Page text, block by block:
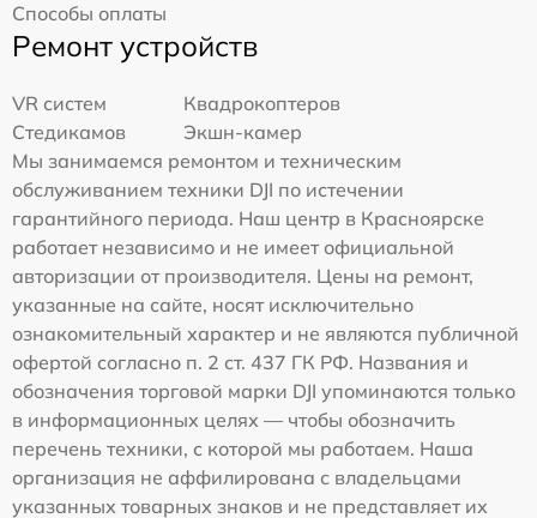
Способы оплаты
Ремонт устройств
VR систем
Квадрокоптеров
Стедикамов
Экшн-камер
Мы занимаемся ремонтом и техническим
обслуживанием техники DJI по истечении
гарантийного периода. Наш центр в Красноярске
работает независимо и не имеет официальной
авторизации от производителя. Цены на ремонт,
указанные на сайте, носят исключительно
ознакомительный характер и не являются публичной
офертой согласно п. 2 ст. 437 ГК РФ. Названия и
обозначения торговой марки DJI упоминаются только
в информационных целях — чтобы обозначить
перечень техники, с которой мы работаем. Наша
организация не аффилирована с владельцами
указанных товарных знаков и не представляет их